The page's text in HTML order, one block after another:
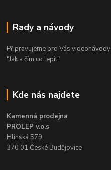
Rady a návody
Připravujeme pro Vás videonávody
"Jak a čím co lepit"
Kde nás najdete
Kamenná prodejna
PROLEP v.o.s
Hlinská 579
370 01 České Budějovice